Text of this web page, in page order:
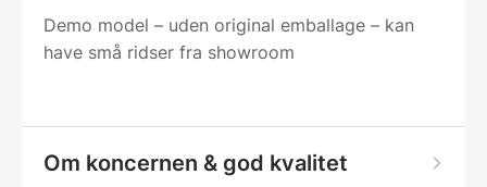
Demo model – uden original emballage – kan
have små ridser fra showroom
Om koncernen & god kvalitet